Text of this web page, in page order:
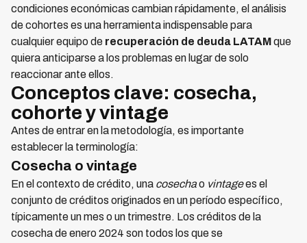
condiciones económicas cambian rápidamente, el análisis
de cohortes es una herramienta indispensable para
cualquier equipo de recuperación de deuda LATAMque
quiera anticiparse a los problemas en lugar de solo
reaccionar ante ellos.
Conceptos clave: cosecha,
cohorte y vintage
Antes de entrar en la metodología, es importante
establecer la terminología:
Cosecha o vintage
En el contexto de crédito, una cosechao vintagees el
conjunto de créditos originados en un período específico,
típicamente un mes o un trimestre. Los créditos de la
cosecha de enero 2024 son todos los que se